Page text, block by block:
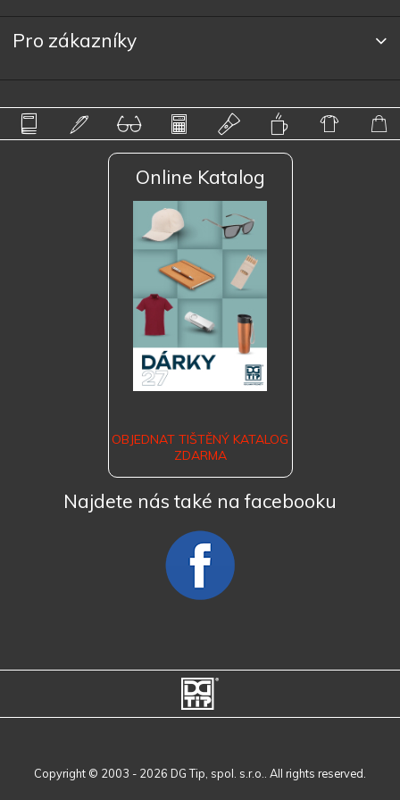
Pro zákazníky
Online Katalog
OBJEDNAT TIŠTĚNÝ KATALOG
ZDARMA
Najdete nás také na facebooku
Copyright © 2003 - 2026 DG Tip, spol. s.r.o.. All rights reserved.